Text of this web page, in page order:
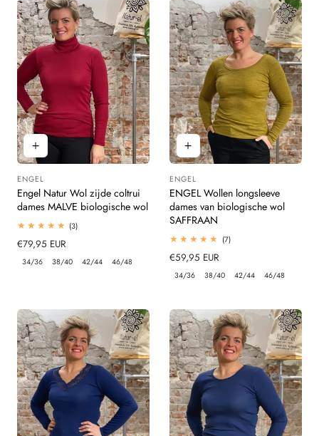
Leverancier:
ENGEL
Engel Natur Wol zijde coltrui
dames MALVE biologische wol
(3)3
Normale
prijs
€79,95 EUR
34/36 38/40 42/44 46/48
Leverancier:
ENGEL
ENGEL Wollen longsleeve
dames van biologische wol
SAFFRAAN
(7)7
Normale
prijs
€59,95 EUR
34/36 38/40 42/44 46/48